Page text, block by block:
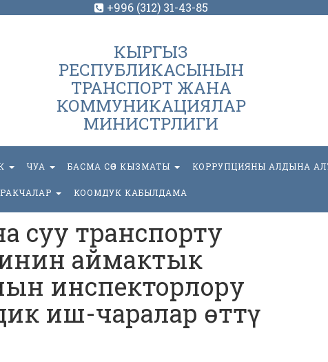
+996 (312) 31-43-85
КЫРГЫЗ
РЕСПУБЛИКАСЫНЫН
ТРАНСПОРТ ЖАНА
КОММУНИКАЦИЯЛАР
МИНИСТРЛИГИ
ЧУА БАСМА СӨЗ КЫЗМАТЫ КОРРУПЦИЯНЫ АЛДЫНА
КООМДУК КАБЫЛДАМА
суу транспорту
аймактык
инспекторлору
иш-чаралар өттү